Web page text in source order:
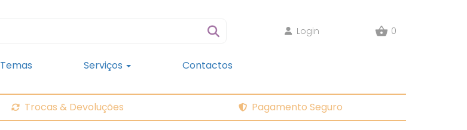
Login 0
Temas Serviços Contactos
Trocas & Devoluções Pagamento Seguro